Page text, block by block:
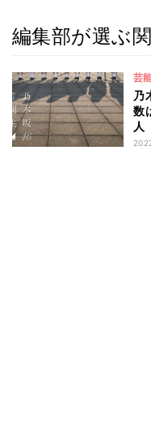
編集部が選ぶ
芸
乃
数
人